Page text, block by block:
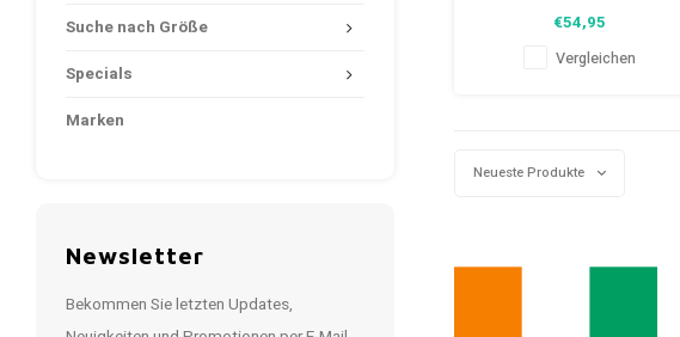
Suche nach Größe
Specials
Marken
Newsletter
Bekommen Sie letzten Updates,
Gesamtzustand des Hemdes:
9.5/10 (gebraucht)
€54,95
Vergleichen
Neueste Produkte